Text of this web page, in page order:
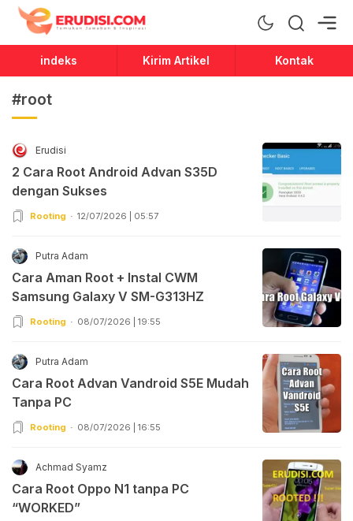
Erudisi
Temukan Jawaban dan Inspirasi
indeks Kirim Artikel Kontak
#root
Erudisi
2 Cara Root Android Advan S35D
dengan Sukses
Rooting 12/07/2026 | 05:57
Putra Adam
Cara Aman Root + Instal CWM
Samsung Galaxy V SM-G313HZ
Rooting 08/07/2026 | 19:55
Putra Adam
Cara Root Advan Vandroid S5E Mudah
Tanpa PC
Rooting 08/07/2026 | 16:55
Achmad Syamz
Cara Root Oppo N1 tanpa PC
“WORKED”